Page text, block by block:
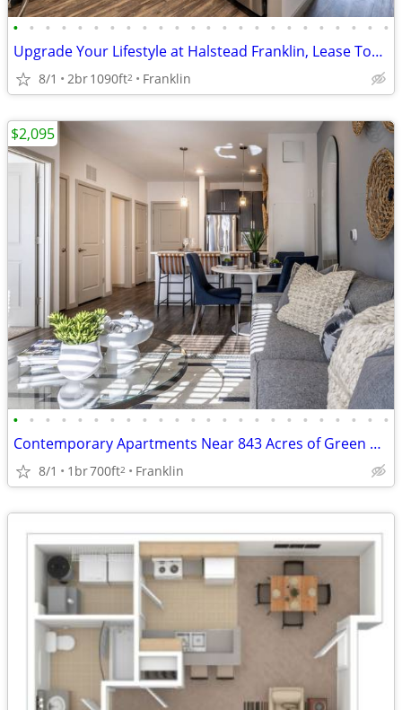
• • • • • • • • • • • • • • • • • • • • • • • •
Upgrade Your Lifestyle at Halstead Franklin, Lease Today
8/1 2br1090ft2 Franklin
• • • • • • • • • • • • • • • • • • • • • • • •
Contemporary Apartments Near 843 Acres of Green Space
8/1 1br700ft2 Franklin
$2,095